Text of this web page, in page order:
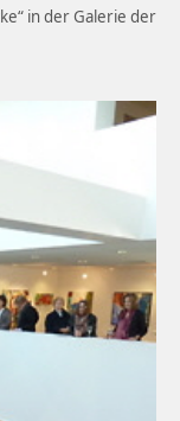
in der Galerie der